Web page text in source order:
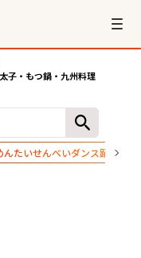
子・もつ鍋・九州料理
んたいせんべいダンス踊ってみ